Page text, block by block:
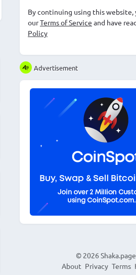
By continuing using this website,
ourTerms of Service and have
Policy
Advertisement
© 2026 Shaka.page
About Privacy Terms